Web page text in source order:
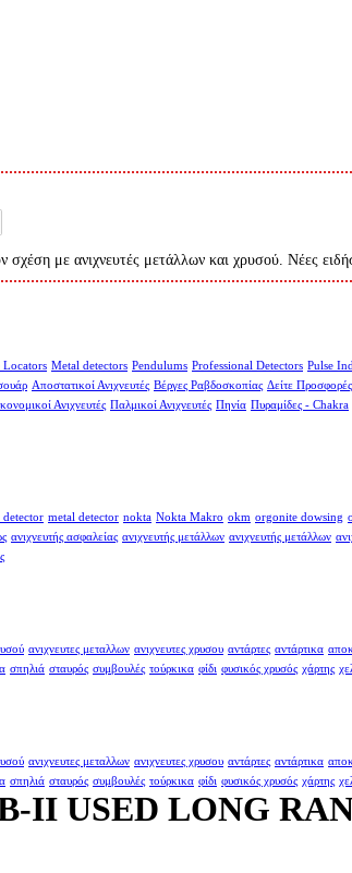
με ανιχνευτές μετάλλων και χρυσού. Νέες
Locators Metal detectors Pendulums Professional Detectors Pulse
Αποστατικοί Ανιχνευτές Βέργες Ραβδοσκοπίας Δείτε Προσφορές
Ανιχνευτές Παλμικοί Ανιχνευτές Πηνία Πυραμίδες - Chakra
detector metal detector nokta Nokta Makro okm orgonite dowsing
ανιχνευτής ασφαλείας ανιχνευτής μετάλλων ανιχνευτής μετάλλων
ανιχνευτες μεταλλων ανιχνευτες χρυσου αντάρτες αντάρτικα
σπηλιά σταυρός συμβουλές τούρκικα φίδι φυσικός χρυσός χάρτης
ανιχνευτες μεταλλων ανιχνευτες χρυσου αντάρτες αντάρτικα
σπηλιά σταυρός συμβουλές τούρκικα φίδι φυσικός χρυσός χάρτης
II USED LONG